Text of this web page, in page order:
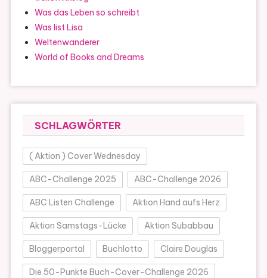
Was das Leben so schreibt
Was list Lisa
Weltenwanderer
World of Books and Dreams
SCHLAGWÖRTER
( Aktion ) Cover Wednesday
ABC-Challenge 2025 ABC-Challenge 2026
ABC Listen Challenge Aktion Hand aufs Herz
Aktion Samstags-Lücke Aktion Subabbau
Bloggerportal Buchlotto Claire Douglas
Die 50-Punkte Buch-Cover-Challenge 2026